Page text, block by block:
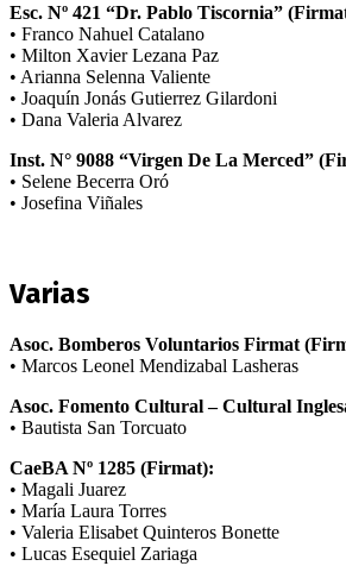
Esc. Nº 421 “Dr. Pablo Tiscornia”
• Franco Nahuel Catalano
• Milton Xavier Lezana Paz
• Arianna Selenna Valiente
• Joaquín Jonás Gutierrez Gilardoni
• Dana Valeria Alvarez
Inst. N° 9088 “Virgen De La Merced”
• Selene Becerra Oró
• Josefina Viñales
Varias
Asoc. Bomberos Voluntarios Firmat
• Marcos Leonel Mendizabal Lasheras
Asoc. Fomento Cultural – Cultural
• Bautista San Torcuato
CaeBA Nº 1285 (Firmat):
• Magali Juarez
• María Laura Torres
• Valeria Elisabet Quinteros Bonette
• Lucas Esequiel Zariaga